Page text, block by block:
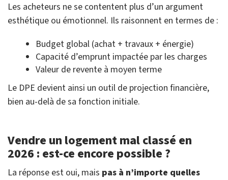
Les acheteurs ne se contentent plus d’un argument
esthétique ou émotionnel. Ils raisonnent en termes de :
Budget global (achat + travaux + énergie)
Capacité d’emprunt impactée par les charges
Valeur de revente à moyen terme
Le DPE devient ainsi un outil de projection financière,
bien au-delà de sa fonction initiale.
Vendre un logement mal classé en
2026 : est-ce encore possible ?
La réponse est oui, mais pas à n’importe quelles